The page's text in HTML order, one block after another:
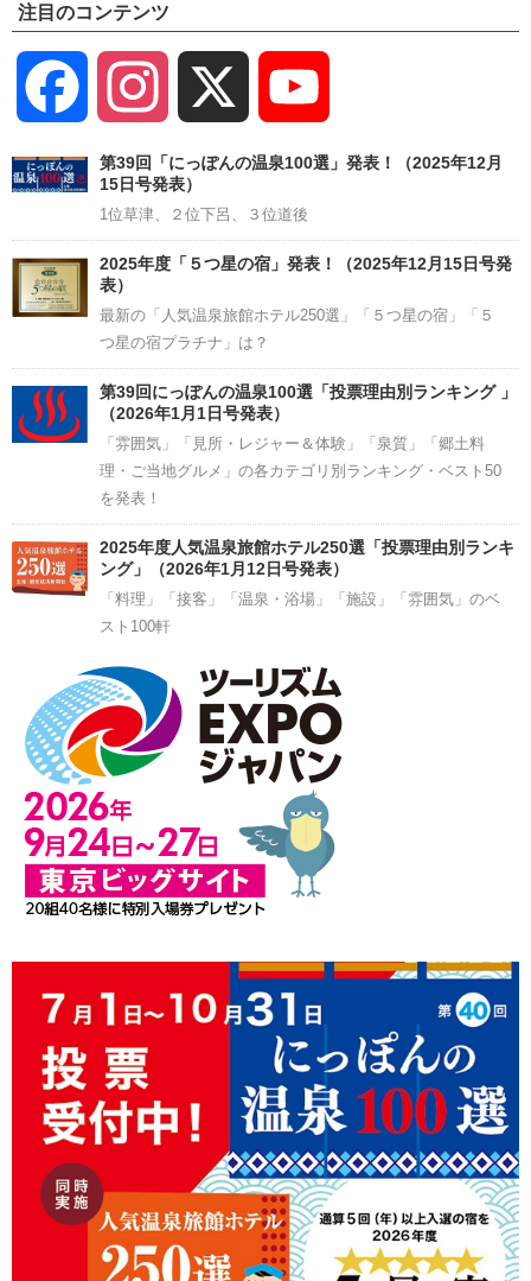
注目のコンテンツ
Facebook Instagram
Channel
第39回「にっぽんの温泉100選」発表！（2025年12月
15日号発表）
1位草津、２位下呂、３位道後
2025年度「５つ星の宿」発表！（2025年12月15日号発
表）
最新の「人気温泉旅館ホテル250選」「５つ星の宿」「５
つ星の宿プラチナ」は？
第39回にっぽんの温泉100選「投票理由別ランキング 」
（2026年1月1日号発表）
「雰囲気」「見所・レジャー＆体験」「泉質」「郷土料
理・ご当地グルメ」の各カテゴリ別ランキング・ベスト50
を発表！
2025年度人気温泉旅館ホテル250選「投票理由別ランキ
ング」（2026年1月12日号発表）
「料理」「接客」「温泉・浴場」「施設」「雰囲気」のベ
スト100軒